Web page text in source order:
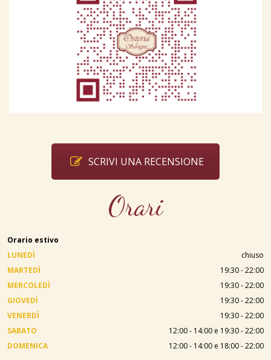
SCRIVI UNA RECENSIONE
Orari
Orario estivo
LUNEDÌ
MARTEDÌ
MERCOLEDÌ
GIOVEDÌ
VENERDÌ
SABATO
DOMENICA
chiuso
19:30 - 22:00
19:30 - 22:00
19:30 - 22:00
19:30 - 22:00
12:00 - 14:00 e 19:30 - 22:00
12:00 - 14:00 e 18:00 - 22:00